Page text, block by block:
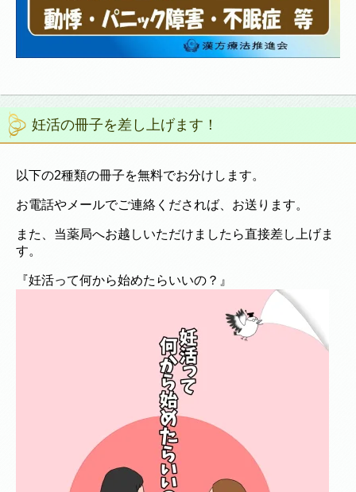
妊活の冊子を差し上げます！
以下の2種類の冊子を無料でお分けします。
お電話やメールでご連絡くだされば、お送ります。
また、当薬局へお越しいただけましたら直接差し上げま
す。
『妊活って何から始めたらいいの？』